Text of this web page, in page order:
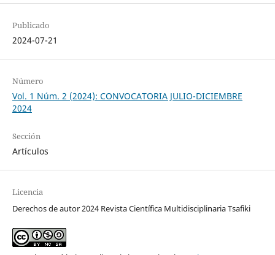
Publicado
2024-07-21
Número
Vol. 1 Núm. 2 (2024): CONVOCATORIA JULIO-DICIEMBRE
2024
Sección
Artículos
Licencia
Derechos de autor 2024 Revista Científica Multidisciplinaria Tsafiki